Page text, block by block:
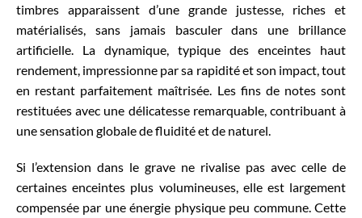
timbres apparaissent d’une grande justesse, riches et
matérialisés, sans jamais basculer dans une brillance
artificielle. La dynamique, typique des enceintes haut
rendement, impressionne par sa rapidité et son impact, tout
en restant parfaitement maîtrisée. Les fins de notes sont
restituées avec une délicatesse remarquable, contribuant à
une sensation globale de fluidité et de naturel.
Si l’extension dans le grave ne rivalise pas avec celle de
certaines enceintes plus volumineuses, elle est largement
compensée par une énergie physique peu commune. Cette